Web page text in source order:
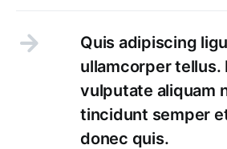
Quis adipiscing
ullamcorper tellus.
vulputate aliquam
tincidunt semper
donec quis.